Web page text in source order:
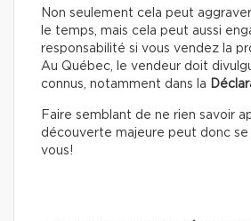
Non seulement cela peut
le temps, mais cela peut aussi
responsabilité si vous vendez la
Au Québec, le vendeur doit
connus, notamment dans la
Faire semblant de ne rien savoir
découverte majeure peut donc
vous!